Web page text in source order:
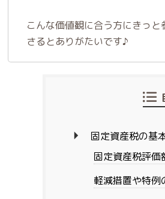
こんな価値観に合う方にきっ
さるとありがたいです♪
固定資産税の基
固定資産税評価
軽減措置や特例